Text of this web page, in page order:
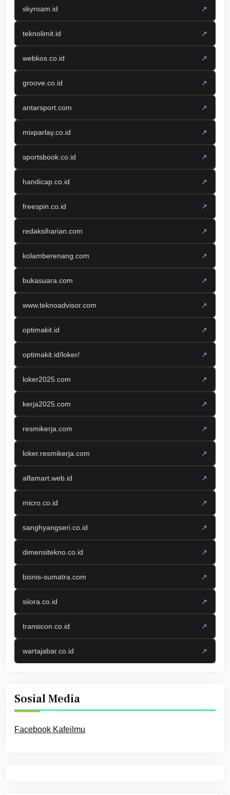
skyroam.id ↗
teknolimit.id ↗
webkos.co.id ↗
groove.co.id ↗
antarsport.com ↗
mixparlay.co.id ↗
sportsbook.co.id ↗
handicap.co.id ↗
freespin.co.id ↗
redaksiharian.com ↗
kolamberenang.com ↗
bukasuara.com ↗
www.teknoadvisor.com ↗
optimakit.id ↗
optimakit.id/loker/ ↗
loker2025.com ↗
kerja2025.com ↗
resmikerja.com ↗
loker.resmikerja.com ↗
alfamart.web.id ↗
micro.co.id ↗
sanghyangseri.co.id ↗
dimensitekno.co.id ↗
bisnis-sumatra.com ↗
siiora.co.id ↗
transicon.co.id ↗
wartajabar.co.id ↗
Sosial Media
Facebook Kafeilmu